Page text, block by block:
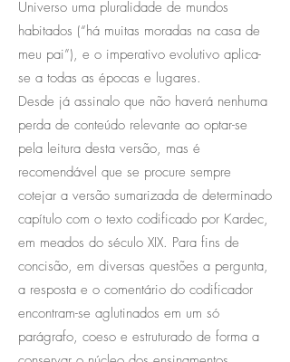
Universo uma pluralidade de mundos
habitados (“há muitas moradas na casa de
meu pai”), e o imperativo evolutivo aplica-
se a todas as épocas e lugares.
Desde já assinalo que não haverá nenhuma
perda de conteúdo relevante ao optar-se
pela leitura desta versão, mas é
recomendável que se procure sempre
cotejar a versão sumarizada de determinado
capítulo com o texto codificado por Kardec,
em meados do século XIX. Para fins de
concisão, em diversas questões a pergunta,
a resposta e o comentário do codificador
encontram-se aglutinados em um só
parágrafo, coeso e estruturado de forma a